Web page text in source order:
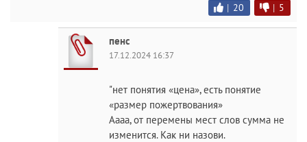
| 20 | 5
пенс
17.12.2024 16:37
"нет понятия «цена», есть понятие
«размер пожертвования»
Аааа, от перемены мест слов сумма не
изменится. Как ни назови.